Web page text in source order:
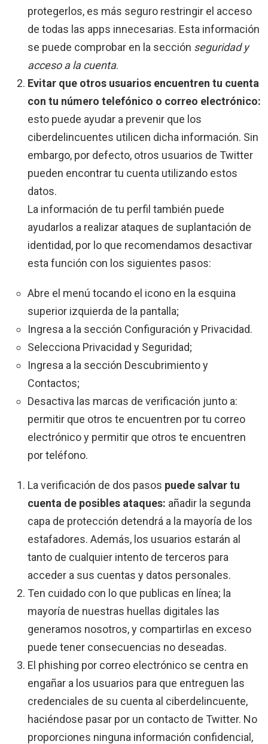
protegerlos, es más seguro restringir el acceso
de todas las apps innecesarias. Esta información
se puede comprobar en la sección seguridad y
acceso a la cuenta.
Evitar que otros usuarios encuentren tu cuenta
con tu número telefónico o correo electrónico:
esto puede ayudar a prevenir que los
ciberdelincuentes utilicen dicha información. Sin
embargo, por defecto, otros usuarios de Twitter
pueden encontrar tu cuenta utilizando estos
datos.
La información de tu perfil también puede
ayudarlos a realizar ataques de suplantación de
identidad, por lo que recomendamos desactivar
esta función con los siguientes pasos:
Abre el menú tocando el icono en la esquina
superior izquierda de la pantalla;
Ingresa a la sección Configuración y Privacidad.
Selecciona Privacidad y Seguridad;
Ingresa a la sección Descubrimiento y
Contactos;
Desactiva las marcas de verificación junto a:
permitir que otros te encuentren por tu correo
electrónico y permitir que otros te encuentren
por teléfono.
La verificación de dos pasos puede salvar tu
cuenta de posibles ataques: añadir la segunda
capa de protección detendrá a la mayoría de los
estafadores. Además, los usuarios estarán al
tanto de cualquier intento de terceros para
acceder a sus cuentas y datos personales.
Ten cuidado con lo que publicas en línea; la
mayoría de nuestras huellas digitales las
generamos nosotros, y compartirlas en exceso
puede tener consecuencias no deseadas.
El phishing por correo electrónico se centra en
engañar a los usuarios para que entreguen las
credenciales de su cuenta al ciberdelincuente,
haciéndose pasar por un contacto de Twitter. No
proporciones ninguna información confidencial,